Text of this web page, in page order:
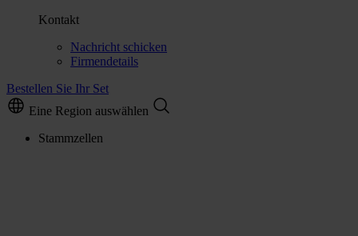
Kontakt
Nachricht schicken
Firmendetails
Bestellen Sie Ihr Set
Eine Region auswählen
Stammzellen